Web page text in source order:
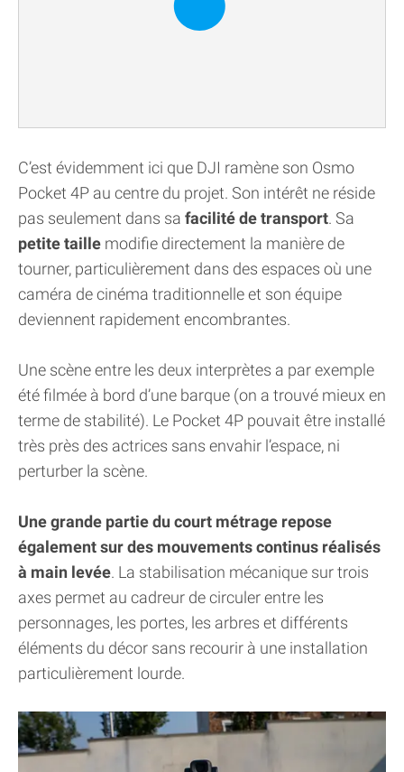
C’est évidemment ici que DJI ramène son Osmo
Pocket 4P au centre du projet. Son intérêt ne réside
pas seulement dans sa facilité de transport. Sa
petite taille modifie directement la manière de
tourner, particulièrement dans des espaces où une
caméra de cinéma traditionnelle et son équipe
deviennent rapidement encombrantes.
Une scène entre les deux interprètes a par exemple
été filmée à bord d’une barque (on a trouvé mieux en
terme de stabilité). Le Pocket 4P pouvait être installé
très près des actrices sans envahir l’espace, ni
perturber la scène.
Une grande partie du court métrage repose
également sur des mouvements continus réalisés
à main levée. La stabilisation mécanique sur trois
axes permet au cadreur de circuler entre les
personnages, les portes, les arbres et différents
éléments du décor sans recourir à une installation
particulièrement lourde.